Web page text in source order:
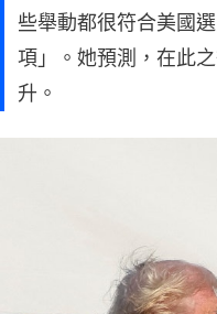
些舉動都很符合美國
項」。她預測，在此
升。